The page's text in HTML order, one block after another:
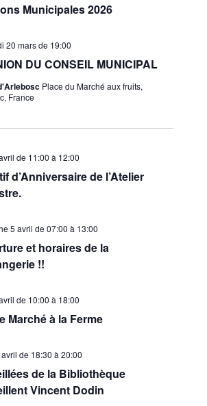
Municipales 2026
DU CONSEIL MUNICIPAL
20 mars de 19:00
Place du Marché aux fruits,
France
d’Anniversaire de l’Atelier
de 11:00 à 12:00
et horaires de la
!!
5 avril de 07:00 à 13:00
Marché à la Ferme
de 10:00 à 18:00
de la Bibliothèque
Vincent Dodin
de 18:30 à 20:00